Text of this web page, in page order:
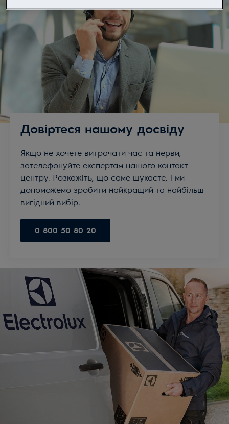
Довіртеся нашому досвіду
Якщо не хочете витрачати час та нерви,
зателефонуйте експертам нашого контакт-
центру. Розкажіть, що саме шукаєте, і ми
допоможемо зробити найкращий та найбільш
вигідний вибір.
0 800 50 80 20